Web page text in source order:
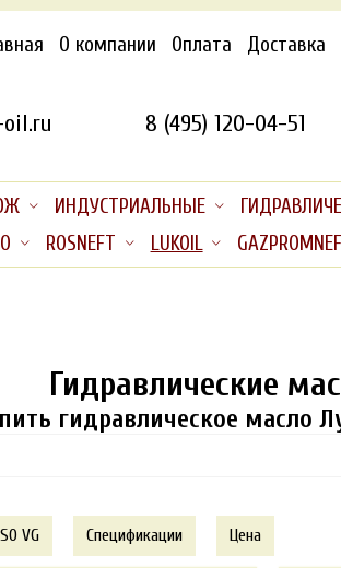
О компании Оплата Доставка
oil.ru 8 (495) 120-04-51
ИНДУСТРИАЛЬНЫЕ
ROSNEFT LUKOIL
Гидравлические
гидравлическое масло
VG Спецификации Цена